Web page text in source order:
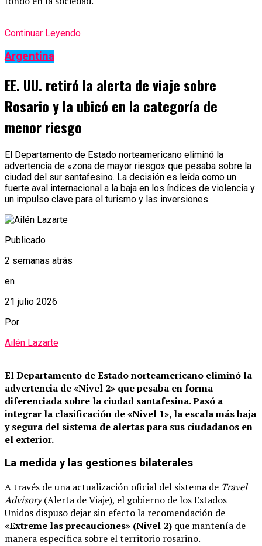
Continuar Leyendo
Argentina
EE. UU. retiró la alerta de viaje sobre
Rosario y la ubicó en la categoría de
menor riesgo
El Departamento de Estado norteamericano eliminó la
advertencia de «zona de mayor riesgo» que pesaba sobre la
ciudad del sur santafesino. La decisión es leída como un
fuerte aval internacional a la baja en los índices de violencia y
un impulso clave para el turismo y las inversiones.
Publicado
2 semanas atrás
en
21 julio 2026
Por
Ailén Lazarte
El Departamento de Estado norteamericano eliminó la
advertencia de «Nivel 2» que pesaba en forma
diferenciada sobre la ciudad santafesina.Pasó a
integrar la clasificación de «Nivel 1», la escala más baja
y segura del sistema de alertas para sus ciudadanos en
el exterior.
La medida y las gestiones bilaterales
A través de una actualización oficial del sistema de Travel
Advisory(Alerta de Viaje), el gobierno de los Estados
Unidos dispuso dejar sin efecto la recomendación de
«Extreme las precauciones» (Nivel 2) que mantenía de
manera específica sobre el territorio rosarino.